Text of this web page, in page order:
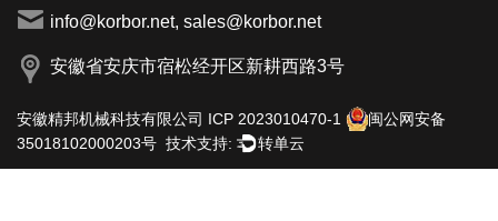
info@korbor.net, sales@korbor.net
安徽省安庆市宿松经开区新耕西路3号
安徽精邦机械科技有限公司 ICP 2023010470-1
闽公网安备
35018102000203号 技术支持: 转单云